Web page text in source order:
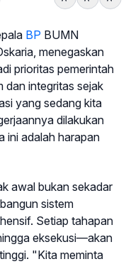
BP BUMN
menegaskan
prioritas pemerintah
dan integritas sejak
yang sedang kita
dilakukan
ini adalah harapan
awal bukan sekadar
sistem
Setiap tahapan
eksekusi—akan
"Kita meminta